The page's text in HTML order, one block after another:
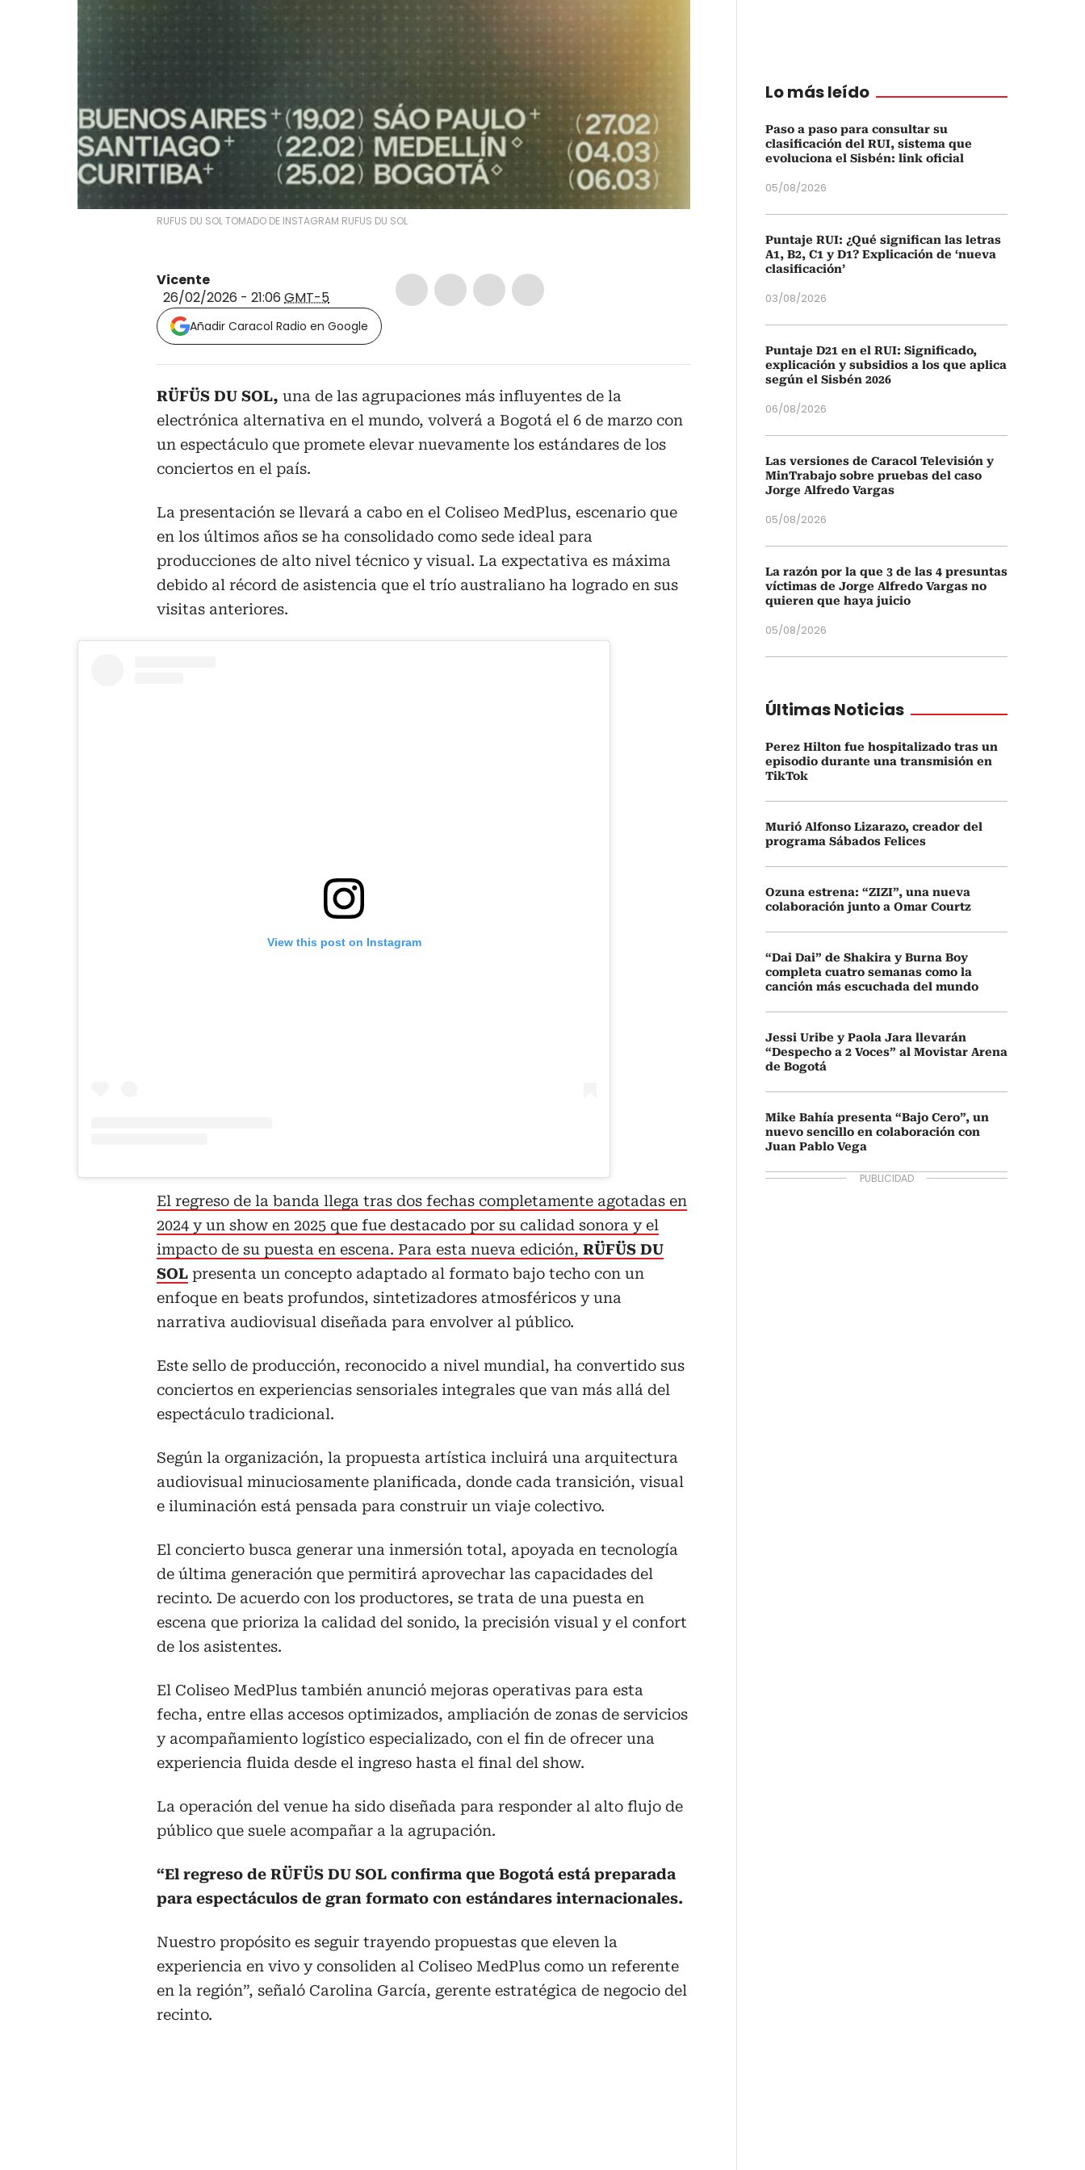
RUFUS DU SOL TOMADO DE INSTAGRAM RUFUS DU SOL
Vicente
26/02/2026 - 21:06 GMT-5
Añadir Caracol Radio en Google
RÜFÜS DU SOL, una de las agrupaciones más influyentes de la
electrónica alternativa en el mundo, volverá a Bogotá el 6 de marzo con
un espectáculo que promete elevar nuevamente los estándares de los
conciertos en el país.
La presentación se llevará a cabo en el Coliseo MedPlus, escenario que
en los últimos años se ha consolidado como sede ideal para
producciones de alto nivel técnico y visual. La expectativa es máxima
debido al récord de asistencia que el trío australiano ha logrado en sus
visitas anteriores.
View this post on Instagram
El regreso de la banda llega tras dos fechas completamente agotadas en
2024 y un show en 2025 que fue destacado por su calidad sonora y el
impacto de su puesta en escena. Para esta nueva edición, RÜFÜS DU
SOL presenta un concepto adaptado al formato bajo techo con un
enfoque en beats profundos, sintetizadores atmosféricos y una
narrativa audiovisual diseñada para envolver al público.
Este sello de producción, reconocido a nivel mundial, ha convertido sus
conciertos en experiencias sensoriales integrales que van más allá del
espectáculo tradicional.
Según la organización, la propuesta artística incluirá una arquitectura
audiovisual minuciosamente planificada, donde cada transición, visual
e iluminación está pensada para construir un viaje colectivo.
El concierto busca generar una inmersión total, apoyada en tecnología
de última generación que permitirá aprovechar las capacidades del
recinto. De acuerdo con los productores, se trata de una puesta en
escena que prioriza la calidad del sonido, la precisión visual y el confort
de los asistentes.
El Coliseo MedPlus también anunció mejoras operativas para esta
fecha, entre ellas accesos optimizados, ampliación de zonas de servicios
y acompañamiento logístico especializado, con el fin de ofrecer una
experiencia fluida desde el ingreso hasta el final del show.
La operación del venue ha sido diseñada para responder al alto flujo de
público que suele acompañar a la agrupación.
“El regreso de RÜFÜS DU SOL confirma que Bogotá está preparada
para espectáculos de gran formato con estándares internacionales.
Nuestro propósito es seguir trayendo propuestas que eleven la
experiencia en vivo y consoliden al Coliseo MedPlus como un referente
en la región”, señaló Carolina García, gerente estratégica de negocio del
recinto.
Lo más leído
Paso a paso para consultar su
clasificación del RUI, sistema que
evoluciona el Sisbén: link oficial
05/08/2026
Puntaje RUI: ¿Qué significan las letras
A1, B2, C1 y D1? Explicación de ‘nueva
clasificación’
03/08/2026
Puntaje D21 en el RUI: Significado,
explicación y subsidios a los que aplica
según el Sisbén 2026
06/08/2026
Las versiones de Caracol Televisión y
MinTrabajo sobre pruebas del caso
Jorge Alfredo Vargas
05/08/2026
La razón por la que 3 de las 4 presuntas
víctimas de Jorge Alfredo Vargas no
quieren que haya juicio
05/08/2026
Últimas Noticias
Perez Hilton fue hospitalizado tras un
episodio durante una transmisión en
TikTok
Murió Alfonso Lizarazo, creador del
programa Sábados Felices
Ozuna estrena: “ZIZI”, una nueva
colaboración junto a Omar Courtz
“Dai Dai” de Shakira y Burna Boy
completa cuatro semanas como la
canción más escuchada del mundo
Jessi Uribe y Paola Jara llevarán
“Despecho a 2 Voces” al Movistar Arena
de Bogotá
Mike Bahía presenta “Bajo Cero”, un
nuevo sencillo en colaboración con
Juan Pablo Vega